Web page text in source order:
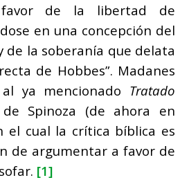
de la libertad de
en una concepción del
de la soberanía que delata
de Hobbes”. Madanes
ya mencionado Tratado
de Spinoza (de ahora en
el cual la crítica bíblica es
de argumentar a favor de
[1]